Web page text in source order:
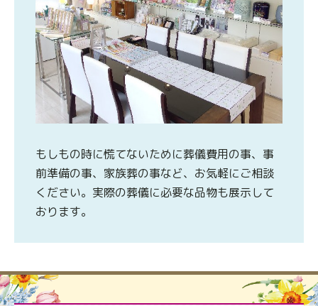
もしもの時に慌てないために葬儀費用の事、事
前準備の事、家族葬の事など、お気軽にご相談
ください。実際の葬儀に必要な品物も展示して
おります。